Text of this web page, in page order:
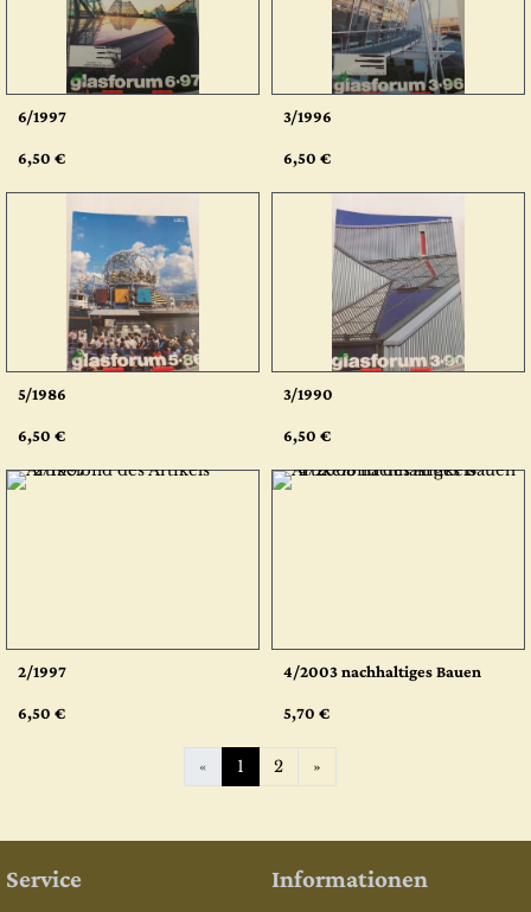
6/1997
6,50 €
3/1996
6,50 €
5/1986
6,50 €
3/1990
6,50 €
2/1997
6,50 €
4/2003 nachhaltiges Bauen
5,70 €
« 1 2 »Weiter
Service Informationen